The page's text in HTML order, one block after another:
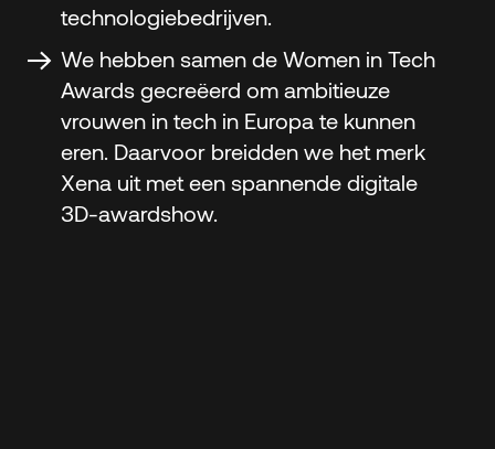
technologiebedrijven.
We hebben samen de Women in Tech
Awards gecreëerd om ambitieuze
vrouwen in tech in Europa te kunnen
eren. Daarvoor breidden we het merk
Xena uit met een spannende digitale
3D-awardshow.